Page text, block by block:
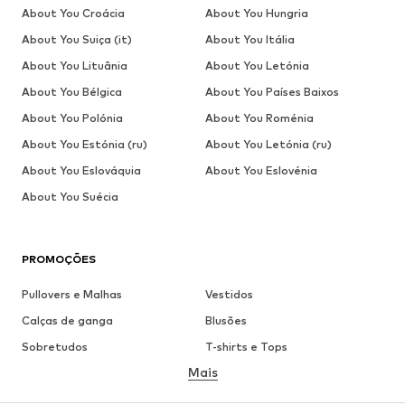
PROMOÇÕES
Pullovers e Malhas
Vestidos
Calças de ganga
Blusões
Sobretudos
T-shirts e Tops
Roupa interior
Mais
About You Croácia
About You Hungria
About You Suiça (it)
About You Itália
About You Lituânia
About You Letónia
About You Bélgica
About You Países Baixos
About You Polónia
About You Roménia
About You Estónia (ru)
About You Letónia (ru)
About You Eslováquia
About You Eslovénia
About You Suécia